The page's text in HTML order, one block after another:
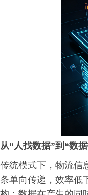
从“人找数据”到“数
传统模式下，物流
条单向传递，效率低